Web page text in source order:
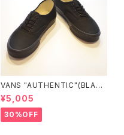
VANS "AUTHENTIC"(BLAC
K/BLACK)
¥5,005
30%OFF